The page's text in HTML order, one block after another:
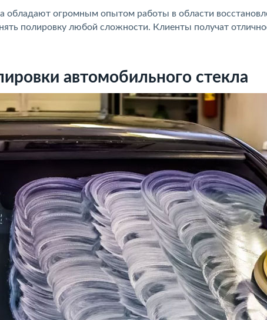
обладают огромным опытом работы в области
полировку любой сложности. Клиенты получат
автомобильного стекла